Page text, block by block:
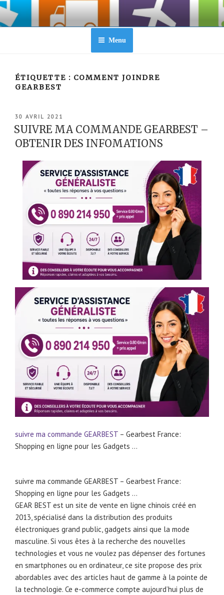
Aller
contenu
Menu
ÉTIQUETTE : COMMENT JOINDRE
GEARBEST
PUBLIÉ
LE
30 AVRIL 2021
SUIVRE MA COMMANDE GEARBEST –
OBTENIR DES INFOMATIONS
suivre ma commande GEARBEST – Gearbest France:
Shopping en ligne pour les Gadgets …
suivre ma commande GEARBEST – Gearbest France:
Shopping en ligne pour les Gadgets …
GEAR BEST est un site de vente en ligne chinois créé en
2013, spécialisé dans la distribution des produits
électroniques grand public, gadgets ainsi que la mode
masculine. Si vous êtes à la recherche des nouvelles
technologies et vous ne voulez pas dépenser des fortunes
en smartphones ou en ordinateur, ce site propose des prix
abordables avec des articles haut de gamme à la pointe de
la technologie. Ce e-commerce compte aujourd’hui plus de